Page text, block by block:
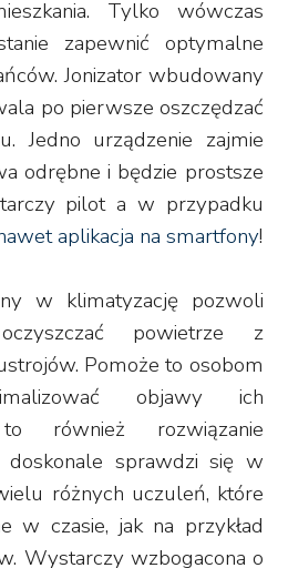
Tylko wówczas
zapewnić optymalne
Jonizator wbudowany
po pierwsze oszczędzać
Jedno urządzenie zajmie
odrębne i będzie prostsze
pilot a w przypadku
aplikacja na smartfony!
w klimatyzację pozwoli
powietrze z
Pomoże to osobom
objawy ich
również rozwiązanie
doskonale sprawdzi się w
różnych uczuleń, które
w czasie, jak na przykład
Wystarczy wzbogacona o